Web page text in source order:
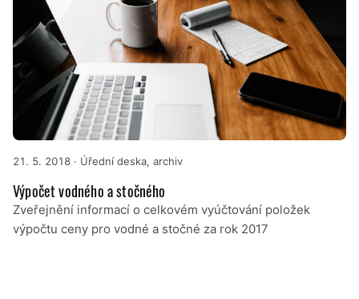
21. 5. 2018 · Úřední deska, archiv
Výpočet vodného a stočného
Zveřejnění informací o celkovém vyúčtování položek
výpočtu ceny pro vodné a stočné za rok 2017